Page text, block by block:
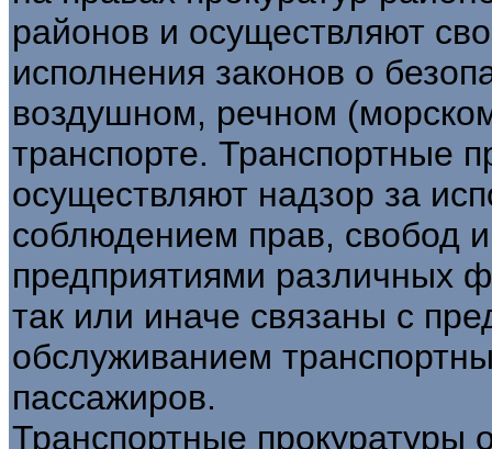
районов и осуществляют
исполнения законов о
воздушном, речном
транспорте. Транспортные
осуществляют надзор за
соблюдением прав, свобод
предприятиями различных
так или иначе связаны с
обслуживанием
пассажиров.
Транспортные прокуратуры